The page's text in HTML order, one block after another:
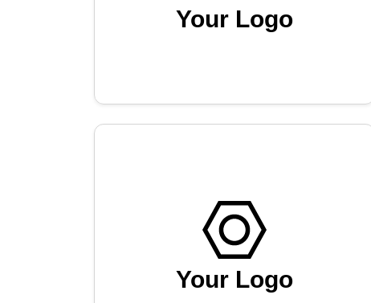
Your Logo
Your Logo